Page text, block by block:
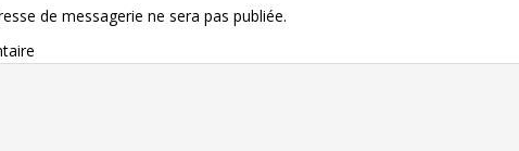
de messagerie ne sera pas publiée.